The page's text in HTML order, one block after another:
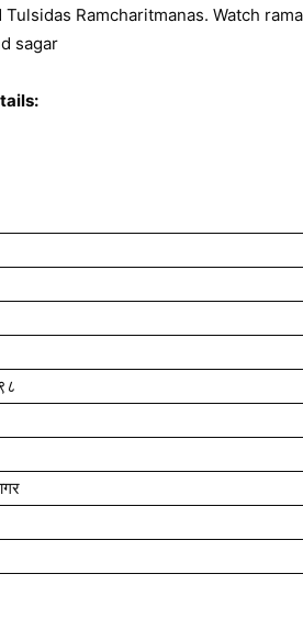
Ramcharitmanas. Watch
sagar